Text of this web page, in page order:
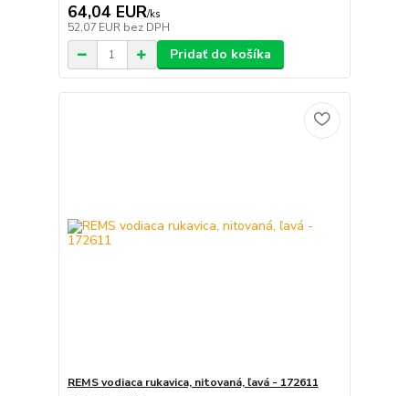
64,04 EUR/ks
52,07 EUR bez DPH
Pridať do košíka
REMS vodiaca rukavica, nitovaná, ľavá - 172611